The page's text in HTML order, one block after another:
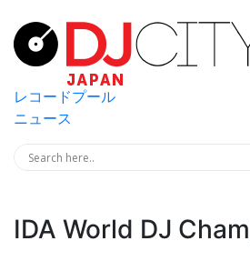
レコードプール
ニュース
IDA World DJ